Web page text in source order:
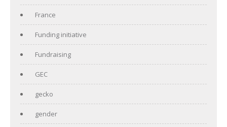
France
Funding initiative
Fundraising
GEC
gecko
gender